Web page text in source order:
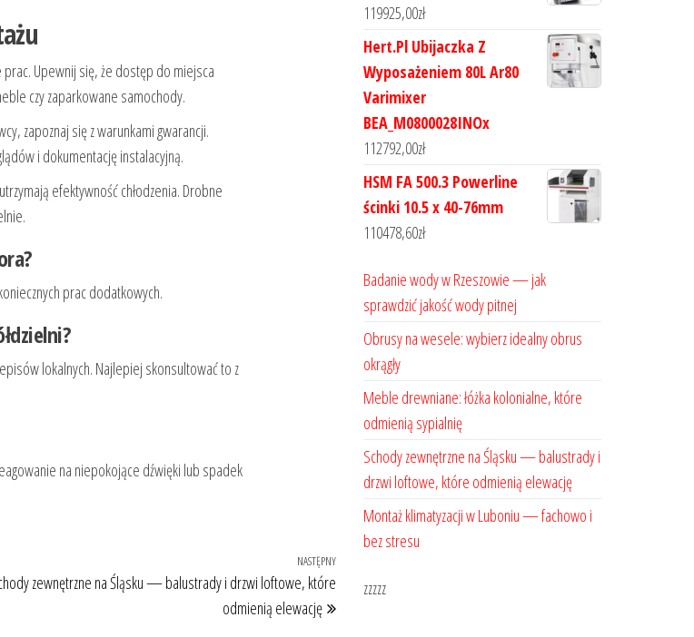
Upewnij się, że dostęp do miejsca
czy zaparkowane samochody.
zapoznaj się z warunkami gwarancji.
i dokumentację instalacyjną.
efektywność chłodzenia. Drobne
prac dodatkowych.
lokalnych. Najlepiej skonsultować to z
na niepokojące dźwięki lub spadek
Następny
wpis
NASTĘPNY
zewnętrzne na Śląsku — balustrady i drzwi loftowe, które
odmienią elewację
119925,00zł
Hert.Pl Ubijaczka Z
Wyposażeniem 80L Ar80
Varimixer
BEA_M0800028INOx
112792,00zł
HSM FA 500.3 Powerline
ścinki 10.5 x 40-76mm
110478,60zł
Badanie wody w Rzeszowie — jak
sprawdzić jakość wody pitnej
Obrusy na wesele: wybierz idealny obrus
okrągły
Meble drewniane: łóżka kolonialne, które
odmienią sypialnię
Schody zewnętrzne na Śląsku — balustrady i
drzwi loftowe, które odmienią elewację
Montaż klimatyzacji w Luboniu — fachowo i
bez stresu
zzzzz